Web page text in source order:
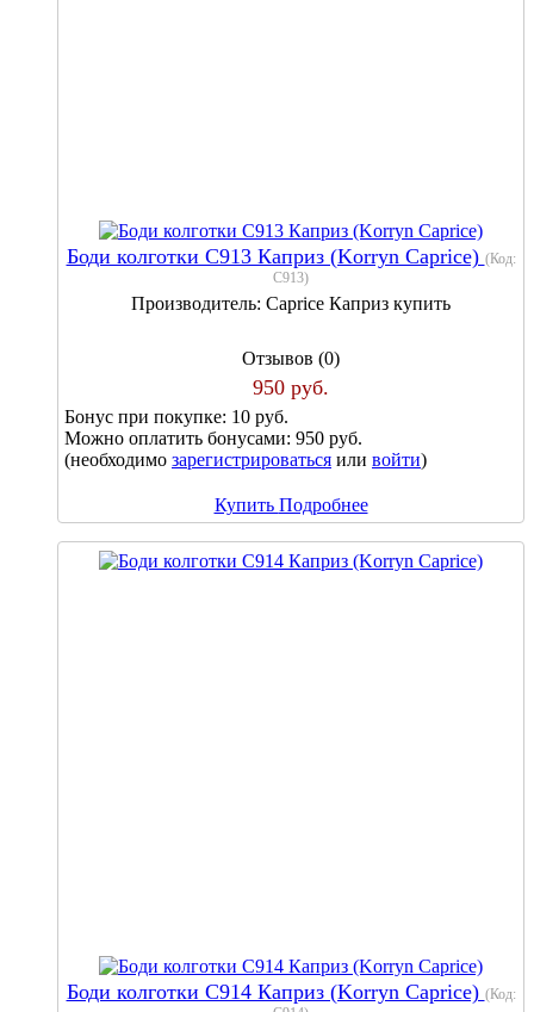
Боди колготки С913 Каприз (Korryn Caprice) (Код:
С913)
Производитель: Caprice Каприз купить
Отзывов (0)
950 руб.
Бонус при покупке: 10 руб.
Можно оплатить бонусами: 950 руб.
(необходимо зарегистрироваться или войти)
Купить Подробнее
Боди колготки С914 Каприз (Korryn Caprice) (Код: